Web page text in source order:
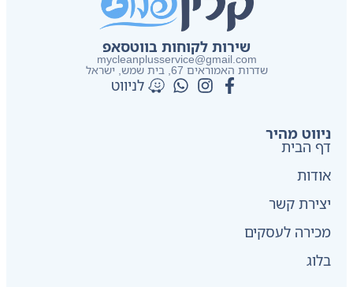
שירות לקוחות בווטסאפ
mycleanplusservice@gmail.com
שדרות האמוראים 67, בית שמש​, ישראל
לניווט
ניווט מהיר
דף הבית
אודות
יצירת קשר
מכירה לעסקים
בלוג